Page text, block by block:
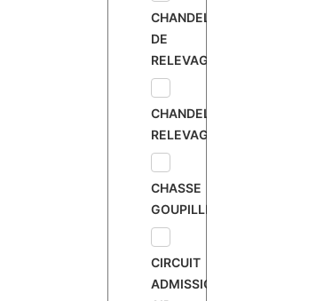
CHANDELLE
DE
RELEVAGE
CHANDELLE
RELEVAGE
CHASSE
GOUPILLE
CIRCUIT
ADMISSION